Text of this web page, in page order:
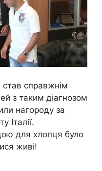
справжнім
з таким діагнозом
нагороду за
Італії.
для хлопця було
живі!